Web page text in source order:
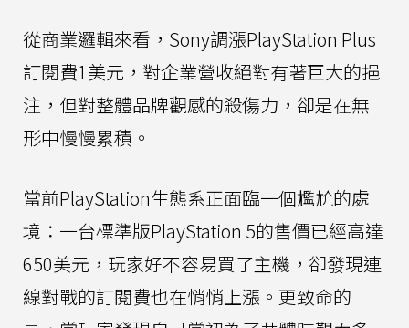
從商業邏輯來看，Sony調漲PlayStation Plus
訂閱費1美元，對企業營收絕對有著巨大的挹
注，但對整體品牌觀感的殺傷力，卻是在無
形中慢慢累積。
當前PlayStation生態系正面臨一個尷尬的處
境：一台標準版PlayStation 5的售價已經高達
650美元，玩家好不容易買了主機，卻發現連
線對戰的訂閱費也在悄悄上漲。更致命的